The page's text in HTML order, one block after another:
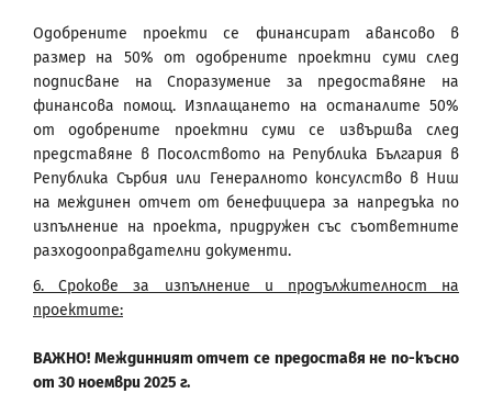
Одобрените проекти се финансират авансово в
размер на 50% от одобрените проектни суми след
подписване на Споразумение за предоставяне на
финансова помощ. Изплащането на останалите 50%
от одобрените проектни суми се извършва след
представяне в Посолството на Република България в
Република Сърбия или Генералното консулство в Ниш
на междинен отчет от бенефициера за напредъка по
изпълнение на проекта, придружен със съответните
разходооправдателни документи.
6. Срокове за изпълнение и продължителност на
проектите:
ВАЖНО! Междинният отчет се предоставя не по-късно
от 30 ноември 2025 г.